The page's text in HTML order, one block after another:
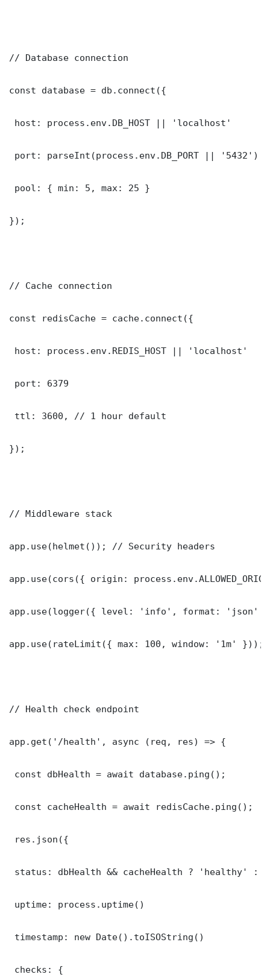
// Database connection
const database = db.connect({
host: process.env.DB_HOST || 'localhost'
port: parseInt(process.env.DB_PORT || '5432')
pool: { min: 5, max: 25 }
});
// Cache connection
const redisCache = cache.connect({
host: process.env.REDIS_HOST || 'localhost'
port: 6379
ttl: 3600, // 1 hour default
});
// Middleware stack
app.use(helmet()); // Security headers
app.use(cors({ origin:
app.use(logger({ level: 'info', format: 'json'
app.use(rateLimit({ max: 100, window: '1m' }));
// Health check endpoint
app.get('/health', async (req, res) => {
const dbHealth = await database.ping();
const cacheHealth = await redisCache.ping();
res.json({
status: dbHealth && cacheHealth ? 'healthy' :
uptime: process.uptime()
timestamp: new Date().toISOString()
checks: {